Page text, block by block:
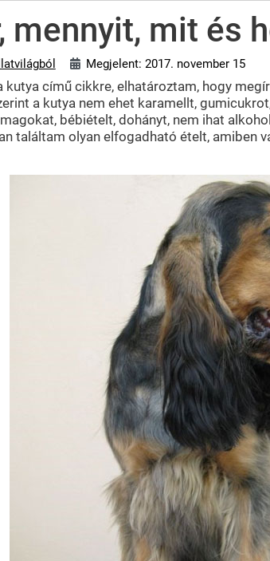
mennyit, mit és
Megjelent: 2017. november 15
című cikkre, elhatároztam, hogy
a kutya nem ehet karamellt,
bébiételt, dohányt, nem ihat
találtam olyan elfogadható ételt, amiben